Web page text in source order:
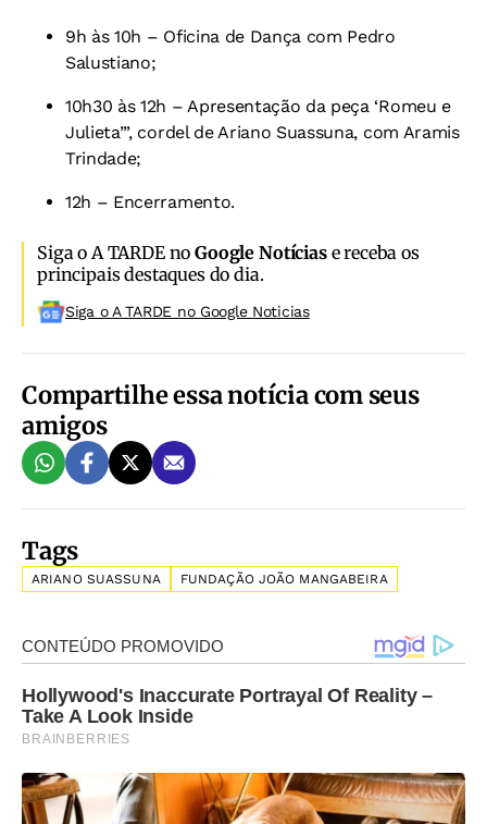
9h às 10h – Oficina de Dança com Pedro
Salustiano;
10h30 às 12h – Apresentação da peça ‘Romeu e
Julieta’”, cordel de Ariano Suassuna, com Aramis
Trindade;
12h – Encerramento.
Siga o A TARDE noGoogle Notíciase receba os
principais destaques do dia.
Siga o A TARDE no Google Noticias
Compartilhe essa notícia com seus
amigos
Tags
ARIANO SUASSUNA FUNDAÇÃO JOÃO MANGABEIRA